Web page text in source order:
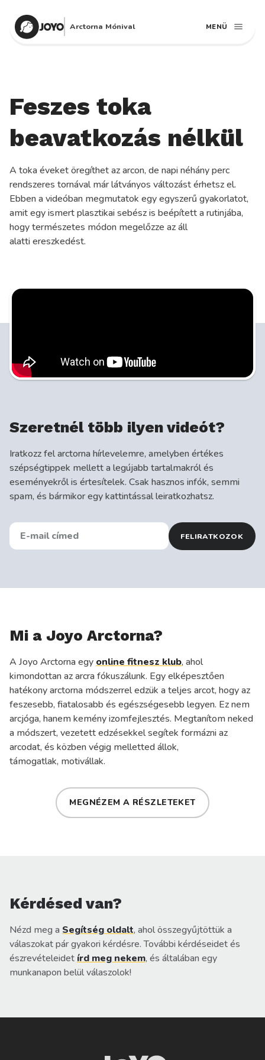
Arctorna Mónival MENÜ
Feszes toka
beavatkozás nélkül
A toka éveket öregíthet az arcon, de napi néhány perc
rendszeres tornával már látványos változást érhetsz el.
Ebben a videóban megmutatok egy egyszerű gyakorlatot,
amit egy ismert plasztikai sebész is beépített a rutinjába,
hogy természetes módon megelőzze az áll
alatti ereszkedést.
Szeretnél több ilyen videót?
Iratkozz fel arctorna hírlevelemre, amelyben értékes
szépségtippek mellett a legújabb tartalmakról és
eseményekről is értesítelek. Csak hasznos infók, semmi
spam, és bármikor egy kattintással leiratkozhatsz.
E-
MAIL
CÍMED
FELIRATKOZOK
Mi a Joyo Arctorna?
A Joyo Arctorna egy online fitnesz klub, ahol
kimondottan az arcra fókuszálunk. Egy elképesztően
hatékony arctorna módszerrel edzük a teljes arcot, hogy az
feszesebb, fiatalosabb és egészségesebb legyen. Ez nem
arcjóga, hanem kemény izomfejlesztés. Megtanítom neked
a módszert, vezetett edzésekkel segítek formázni az
arcodat, és közben végig melletted állok,
támogatlak, motivállak.
MEGNÉZEM A RÉSZLETEKET
Kérdésed van?
Nézd meg a Segítség oldalt, ahol összegyűjtöttük a
válaszokat pár gyakori kérdésre. További kérdéseidet és
észrevételeidet írd meg nekem, és általában egy
munkanapon belül válaszolok!